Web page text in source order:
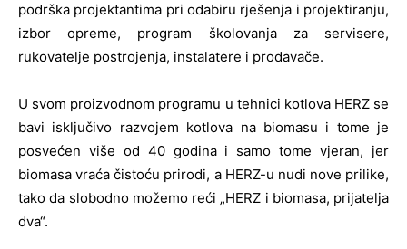
podrška projektantima pri odabiru rješenja i projektiranju,
izbor opreme, program školovanja za servisere,
rukovatelje postrojenja, instalatere i prodavače.
U svom proizvodnom programu u tehnici kotlova HERZ se
bavi isključivo razvojem kotlova na biomasu i tome je
posvećen više od 40 godina i samo tome vjeran, jer
biomasa vraća čistoću prirodi, a HERZ-u nudi nove prilike,
tako da slobodno možemo reći „HERZ i biomasa, prijatelja
dva“.